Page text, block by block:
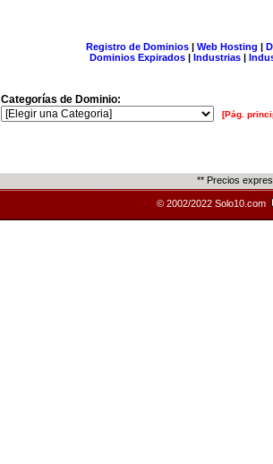
Registro de Dominios| Web Hosting |
Dominios Expirados | Industrias |
Categorías de Dominio:
[Pág.
** Precios
© 2002/2022 Solo10.com